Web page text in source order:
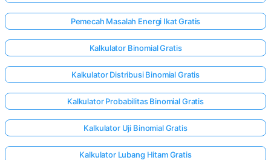
Pemecah Masalah Energi Ikat Gratis
Kalkulator Binomial Gratis
Kalkulator Distribusi Binomial Gratis
Kalkulator Probabilitas Binomial Gratis
Kalkulator Uji Binomial Gratis
Kalkulator Lubang Hitam Gratis